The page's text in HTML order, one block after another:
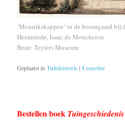
‘Monnikskappen‘ in de boomgaard bij
Heemstede, Isaac de Moucheron
Bron: Teylers Museum
Geplaatst in Tuinhistorie|4reacties
Bestellen boek